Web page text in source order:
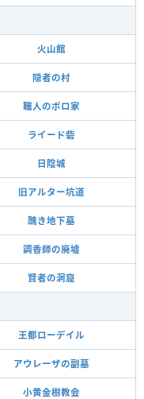
火山館
隠者の村
職人のボロ家
ライード砦
日陰城
旧アルター坑道
醜き地下墓
調香師の廃墟
賢者の洞窟
王都ローデイル
アウレーザの副墓
小黄金樹教会